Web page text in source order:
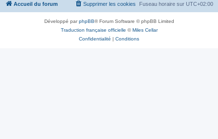
Accueil du forum Fuseau horaire sur UTC+02:00
Supprimer les cookies
Développé parphpBB® Forum Software © phpBB Limited
Traduction française officielle ©Miles Cellar
Confidentialité | Conditions